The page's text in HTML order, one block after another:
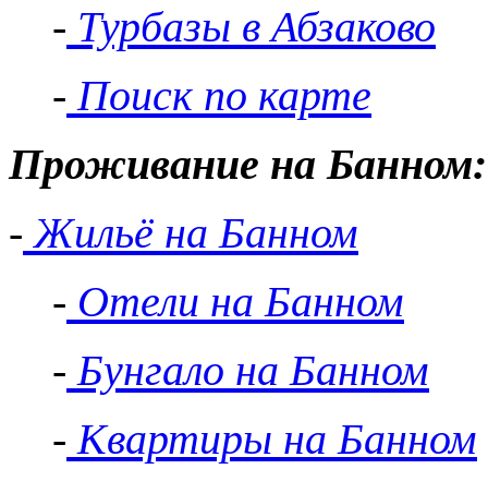
- Турбазы в Абзаково
- Поиск по карте
Проживание на Банном:
- Жильё на Банном
- Отели на Банном
- Бунгало на Банном
- Квартиры на Банном